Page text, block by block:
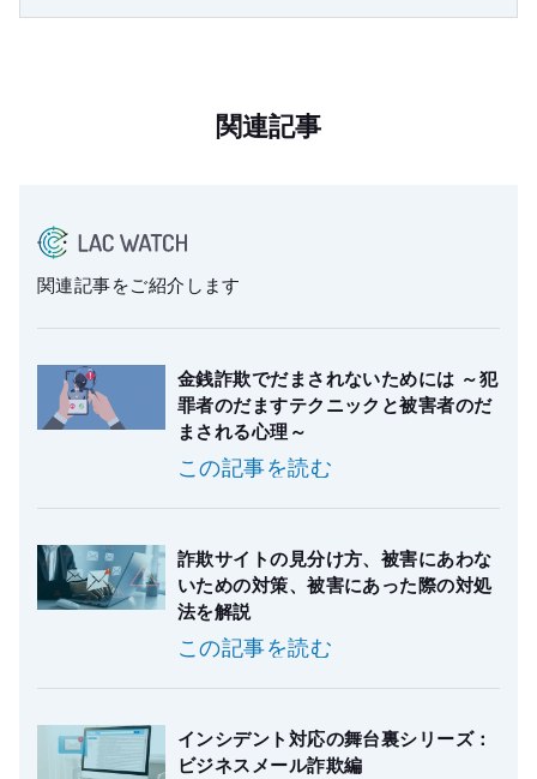
関連記事
関連記事をご紹介します
金銭詐欺でだまされないためには ～犯
罪者のだますテクニックと被害者のだ
まされる心理～
この記事を読む
詐欺サイトの見分け方、被害にあわな
いための対策、被害にあった際の対処
法を解説
この記事を読む
インシデント対応の舞台裏シリーズ：
ビジネスメール詐欺編